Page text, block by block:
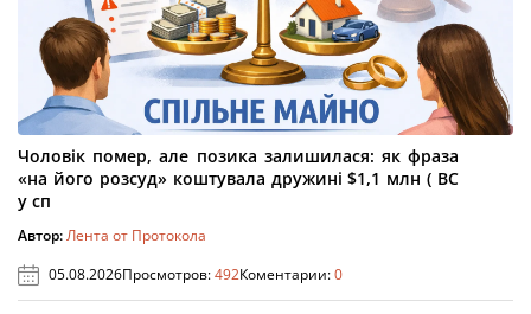
Чоловік помер, але позика залишилася: як фраза
«на його розсуд» коштувала дружині $1,1 млн ( ВС
у сп
Автор:Лента от Протокола
05.08.2026Просмотров:492Коментарии:0